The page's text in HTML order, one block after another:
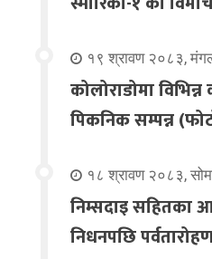
१९ श्रावण २०८३,
कोलोराडोमा
पिकनिक सम्पन्न
१८ श्रावण २०८३,
निम्सदाइ सहितका
निधनपछि